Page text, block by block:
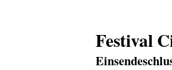
Festival